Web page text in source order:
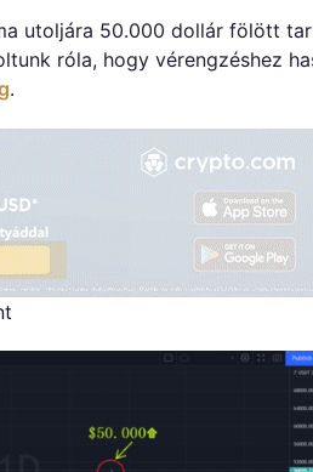
utoljára 50.000 dollár fölött
róla, hogy vérengzéshez
.